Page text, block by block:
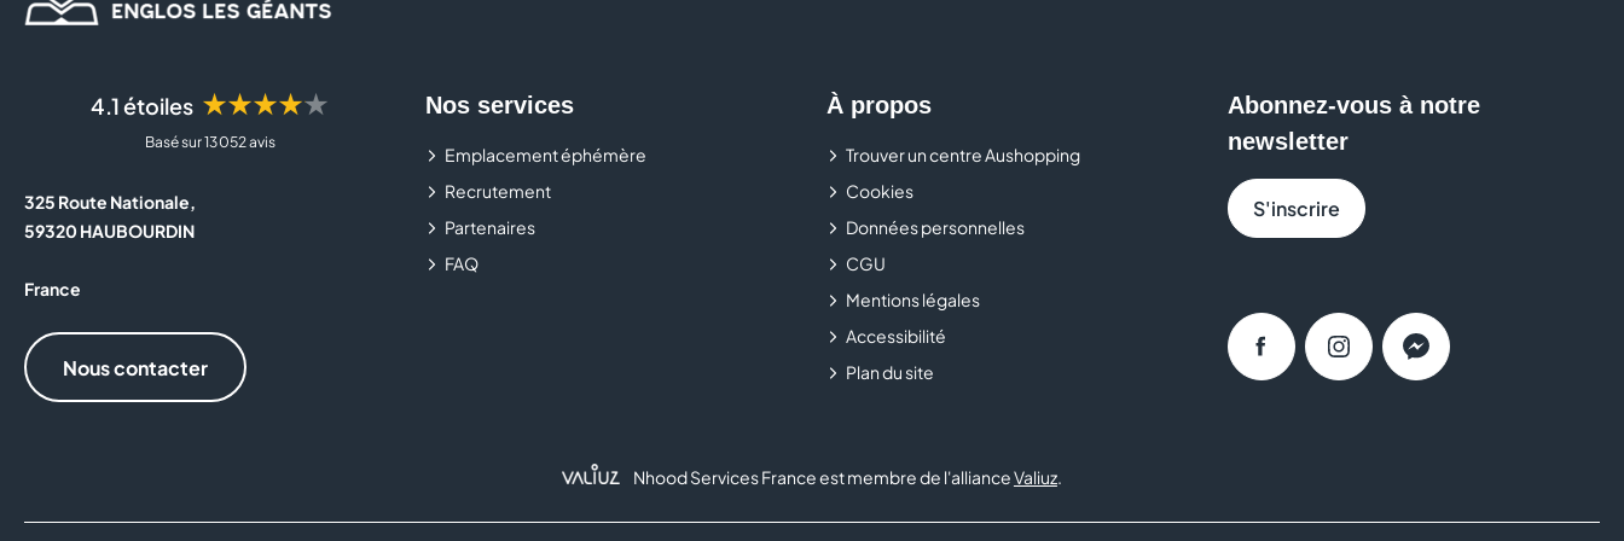
Venez découvrir l’univers des 3 Brasseurs dans votre centre Aushopping Englos Les Géants
et partagez un moment
chaleureux autour de bières brassées sur place, dans une véritable brasserie au caractère unique.
4.1 étoiles ★★★★★
Basé sur 13 052 avis
325 Route Nationale,
59320 HAUBOURDIN
France
Nous contacter
Nos services
Emplacement éphémère
Recrutement
Partenaires
FAQ
À propos
Trouver un centre Aushopping
Cookies
Données personnelles
CGU
Mentions légales
Accessibilité
Plan du site
Abonnez-vous à notre
newsletter
S'inscrire
FacebookInstagramMessenger
Nhood Services France est membre de l'allianceValiuz.